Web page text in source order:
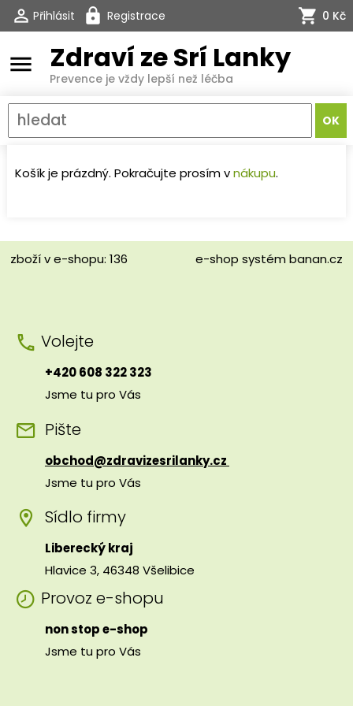
Přihlásit Registrace 0 Kč
menu Zdraví ze Srí Lanky
Prevence je vždy lepší než léčba
Košík je prázdný. Pokračujte prosím vnákupu.
zboží v e-shopu: 136 e-shop systém banan.cz
Volejte
+420 608 322 323
Jsme tu pro Vás
Pište
obchod@zdravizesrilanky.cz
Jsme tu pro Vás
Sídlo firmy
Liberecký kraj
Hlavice 3, 46348 Všelibice
Provoz e-shopu
non stop e-shop
Jsme tu pro Vás